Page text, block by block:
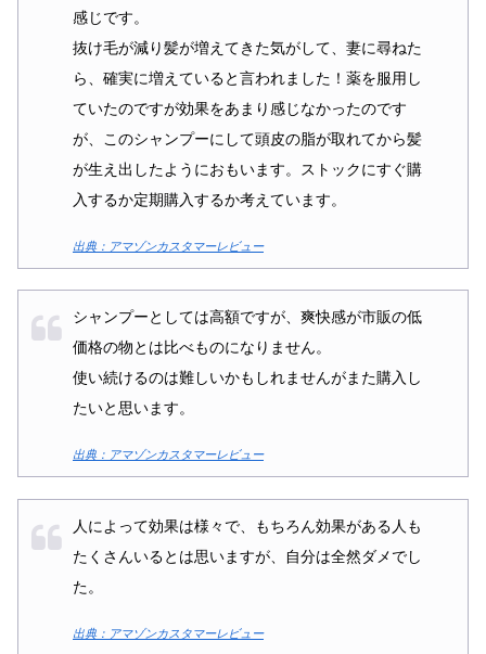
感じです。
抜け毛が減り髪が増えてきた気がして、妻に尋ねた
ら、確実に増えていると言われました！薬を服用し
ていたのですが効果をあまり感じなかったのです
が、このシャンプーにして頭皮の脂が取れてから髪
が生え出したようにおもいます。ストックにすぐ購
入するか定期購入するか考えています。
出典：アマゾンカスタマーレビュー
シャンプーとしては高額ですが、爽快感が市販の低
価格の物とは比べものになりません。
使い続けるのは難しいかもしれませんがまた購入し
たいと思います。
出典：アマゾンカスタマーレビュー
人によって効果は様々で、もちろん効果がある人も
たくさんいるとは思いますが、自分は全然ダメでし
た。
出典：アマゾンカスタマーレビュー